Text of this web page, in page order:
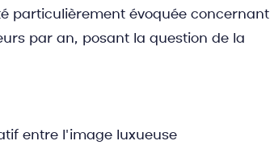
particulièrement évoquée concernant
par an, posant la question de la
entre l'image luxueuse